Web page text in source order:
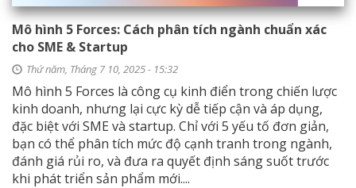
Mô hình 5 Forces: Cách phân tích ngành chuẩn xác
cho SME & Startup
Thứ năm, Tháng 7 10, 2025 - 15:32
Mô hình 5 Forces là công cụ kinh điển trong chiến lược
kinh doanh, nhưng lại cực kỳ dễ tiếp cận và áp dụng,
đặc biệt với SME và startup. Chỉ với 5 yếu tố đơn giản,
bạn có thể phân tích mức độ cạnh tranh trong ngành,
đánh giá rủi ro, và đưa ra quyết định sáng suốt trước
khi phát triển sản phẩm mới....